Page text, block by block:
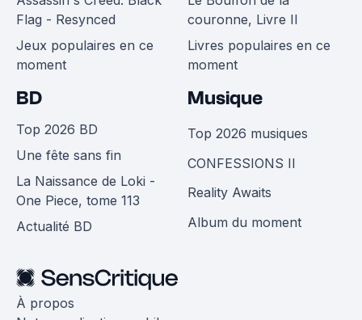
Flag - Resynced
Jeux populaires en ce
moment
couronne, Livre II
Livres populaires en ce
moment
BD
Top 2026 BD
Une fête sans fin
La Naissance de Loki -
One Piece, tome 113
Actualité BD
Musique
Top 2026 musiques
CONFESSIONS II
Reality Awaits
Album du moment
À propos